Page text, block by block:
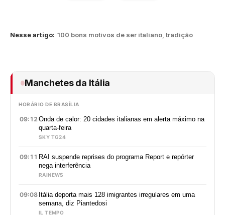
Nesse artigo: 100 bons motivos de ser italiano, tradição
Manchetes da Itália
HORÁRIO DE BRASÍLIA
09:12Onda de calor: 20 cidades italianas em alerta máximo na
quarta-feira
SKY TG24
09:11 RAI suspende reprises do programa Report e repórter
nega interferência
RAINEWS
09:08 Itália deporta mais 128 imigrantes irregulares em uma
semana, diz Piantedosi
IL TEMPO